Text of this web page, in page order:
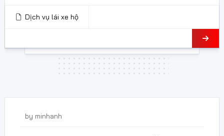
Dịch vụ lái xe hộ
by minhanh